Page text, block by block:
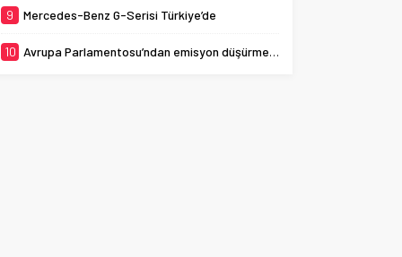
9 Mercedes-Benz G-Serisi Türkiye’de
10 Avrupa Parlamentosu’ndan emisyon düşürme adımı